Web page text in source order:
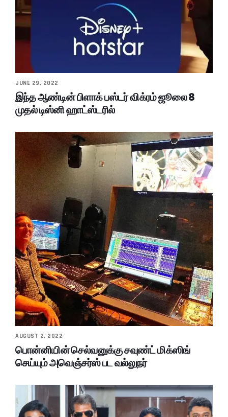
JUNE 29, 2022
இந்த ஆண்டின் பிளாக் பஸ்டர் விக்ரம் ஜூலை 8
முதல் டிஸ்னி ஹாட்ஸ்டரில்
AUGUST 2, 2022
பொன்னியின் செல்வனுக்கு சவுண்ட் மிக்ஸிங்
செய்யும் அவெஞ்சர்ஸ் பட வல்லுநர்